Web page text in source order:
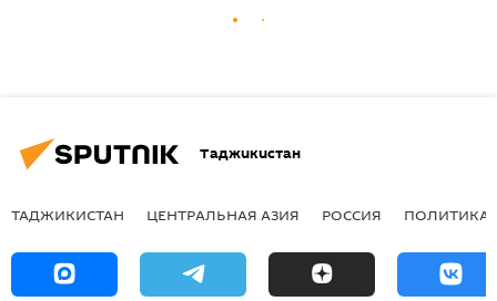
Таджикистан
ТАДЖИКИСТАН ЦЕНТРАЛЬНАЯ АЗИЯ РОССИЯ ПОЛИТИКА